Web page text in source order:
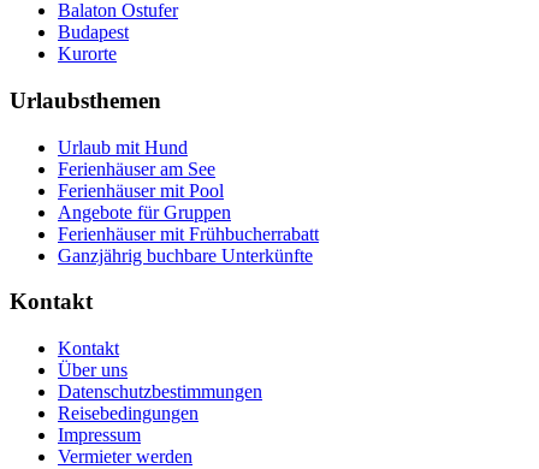
Balaton Ostufer
Budapest
Kurorte
Urlaubsthemen
Urlaub mit Hund
Ferienhäuser am See
Ferienhäuser mit Pool
Angebote für Gruppen
Ferienhäuser mit Frühbucherrabatt
Ganzjährig buchbare Unterkünfte
Kontakt
Kontakt
Über uns
Datenschutzbestimmungen
Reisebedingungen
Impressum
Vermieter werden